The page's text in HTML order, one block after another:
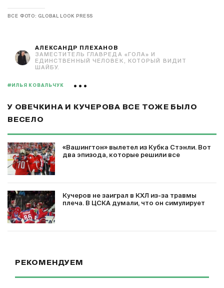
ВСЕ ФОТО: GLOBAL LOOK PRESS
АЛЕКСАНДР ПЛЕХАНОВ
ЗАМЕСТИТЕЛЬ ГЛАВРЕДА «ГОЛА» И
ЕДИНСТВЕННЫЙ ЧЕЛОВЕК, КОТОРЫЙ ВИДИТ
ШАЙБУ.
#ИЛЬЯ КОВАЛЬЧУК
У ОВЕЧКИНА И КУЧЕРОВА ВСЕ ТОЖЕ БЫЛО
ВЕСЕЛО
«Вашингтон» вылетел из Кубка Стэнли. Вот
два эпизода, которые решили все
Кучеров не заиграл в КХЛ из-за травмы
плеча. В ЦСКА думали, что он симулирует
РЕКОМЕНДУЕМ